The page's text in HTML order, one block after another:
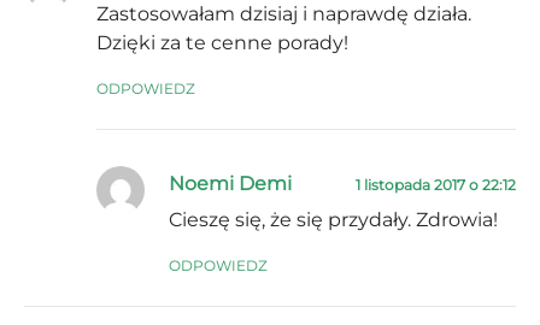
Zastosowałam dzisiaj i naprawdę działa.
Dzięki za te cenne porady!
ODPOWIEDZ
Noemi Demi 1 listopada 2017 o 22:12
Cieszę się, że się przydały. Zdrowia!
ODPOWIEDZ